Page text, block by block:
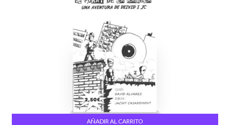
AÑADIR AL CARRITO